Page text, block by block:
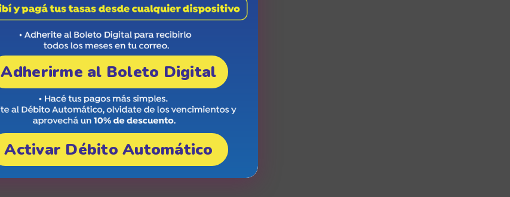
Adherirme al Boleto Digital
Activar Débito Automático